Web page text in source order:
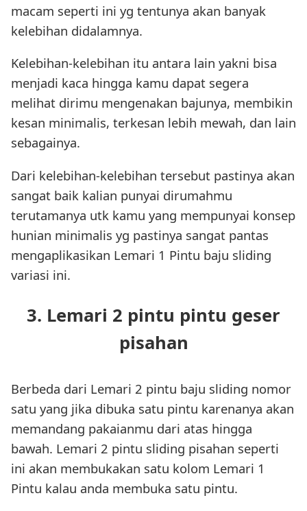
macam seperti ini yg tentunya akan banyak
kelebihan didalamnya.
Kelebihan-kelebihan itu antara lain yakni bisa
menjadi kaca hingga kamu dapat segera
melihat dirimu mengenakan bajunya, membikin
kesan minimalis, terkesan lebih mewah, dan lain
sebagainya.
Dari kelebihan-kelebihan tersebut pastinya akan
sangat baik kalian punyai dirumahmu
terutamanya utk kamu yang mempunyai konsep
hunian minimalis yg pastinya sangat pantas
mengaplikasikan Lemari 1 Pintu baju sliding
variasi ini.
3. Lemari 2 pintu pintu geser
pisahan
Berbeda dari Lemari 2 pintu baju sliding nomor
satu yang jika dibuka satu pintu karenanya akan
memandang pakaianmu dari atas hingga
bawah. Lemari 2 pintu sliding pisahan seperti
ini akan membukakan satu kolom Lemari 1
Pintu kalau anda membuka satu pintu.